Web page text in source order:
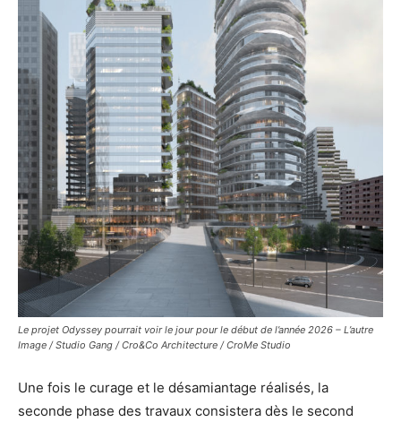
Le projet Odyssey pourrait voir le jour pour le début de l’année 2026 – L’autre
Image / Studio Gang / Cro&Co Architecture / CroMe Studio
Une fois le curage et le désamiantage réalisés, la
seconde phase des travaux consistera dès le second